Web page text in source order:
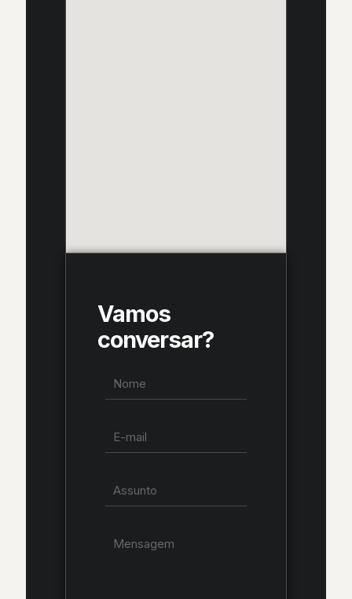
Vamos
conversar?